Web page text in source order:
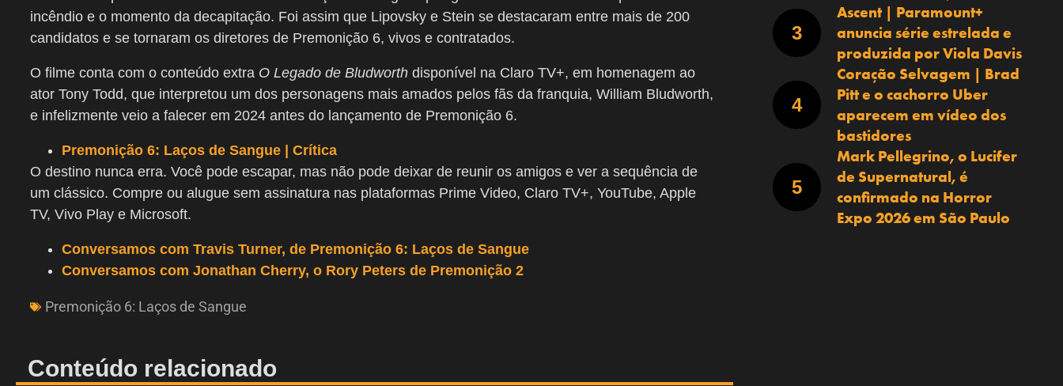
incêndio e o momento da decapitação. Foi assim que Lipovsky e Stein se destacaram entre mais de 200
candidatos e se tornaram os diretores de Premonição 6, vivos e contratados.
O filme conta com o conteúdo extra O Legado de Bludworth disponível na Claro TV+, em homenagem ao
ator Tony Todd, que interpretou um dos personagens mais amados pelos fãs da franquia, William Bludworth,
e infelizmente veio a falecer em 2024 antes do lançamento de Premonição 6.
Premonição 6: Laços de Sangue | Crítica
O destino nunca erra. Você pode escapar, mas não pode deixar de reunir os amigos e ver a sequência de
um clássico. Compre ou alugue sem assinatura nas plataformas Prime Video, Claro TV+, YouTube, Apple
TV, Vivo Play e Microsoft.
Conversamos com Travis Turner, de Premonição 6: Laços de Sangue
Conversamos com Jonathan Cherry, o Rory Peters de Premonição 2
Premonição 6: Laços de Sangue
Conteúdo relacionado
Ascent | Paramount+
anuncia série estrelada e
produzida por Viola Davis
Coração Selvagem | Brad
Pitt e o cachorro Uber
aparecem em vídeo dos
bastidores
Mark Pellegrino, o Lucifer
de Supernatural, é
confirmado na Horror
Expo 2026 em São Paulo